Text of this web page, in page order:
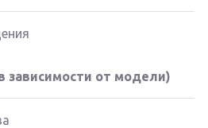
зависимости от модели)